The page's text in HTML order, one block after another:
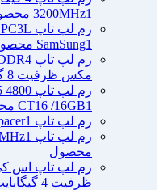
3200MHz1 محصول
SamSung1 محصول
مکس ظرفیت 8 گیگابایت
CT16 /16GB1 محصول
رم لپ تاپ Ram 4G DDR4 2666 Apacer 1 محصول
رم لپ تاپ SAMSUNG 8GB DDR4 2666MHz 1
محصول
ظرفیت 4 گیگابایت